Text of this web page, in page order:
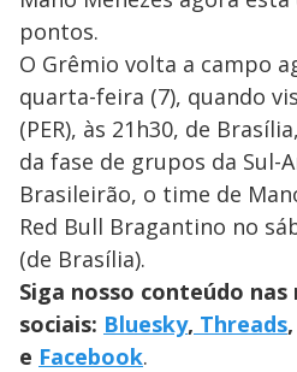
pontos.
O Grêmio volta a campo
quarta-feira (7), quando
(PER), às 21h30, de
da fase de grupos da Sul-
Brasileirão, o time de
Red Bull Bragantino no
(de Brasília).
Siga nosso conteúdo nas
sociais: Bluesky, Threads,
e Facebook.